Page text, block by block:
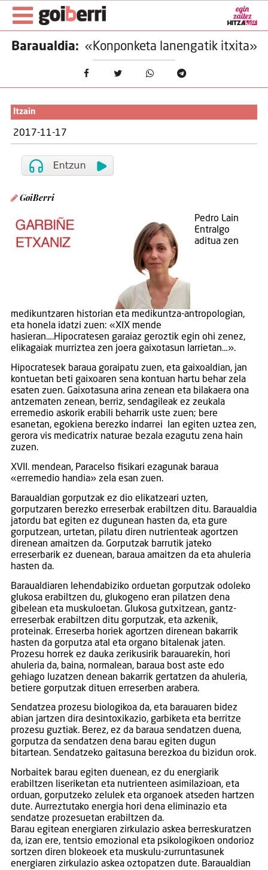
Baraualdia: «Konponketa lanengatik itxita»
Itzain
2017-11-17
GoiBerri
Pedro Lain
Entralgo
aditua zen
medikuntzaren historian eta medikuntza-antropologian,
eta honela idatzi zuen: «XIX mende
hasieran….Hipocratesen garaiaz geroztik egin ohi zenez,
elikagaiak murriztea zen joera gaixotasun larrietan…».
Hipocratesek baraua goraipatu zuen, eta gaixoaldian, jan
kontuetan beti gaixoaren sena kontuan hartu behar zela
esaten zuen. Gaixotasuna arina zenean eta bilakaera ona
antzematen zenean, berriz, sendagileak ez zeukala
erremedio askorik erabili beharrik uste zuen; bere
esanetan, egokiena berezko indarrei lan egiten uztea zen,
gerora vis medicatrix naturae bezala ezagutu zena hain
zuzen.
XVII. mendean, Paracelso fisikari ezagunak baraua
«erremedio handia» zela esan zuen.
Baraualdian gorputzak ez dio elikatzeari uzten,
gorputzaren berezko erreserbak erabiltzen ditu. Baraualdia
jatordu bat egiten ez dugunean hasten da, eta gure
gorputzean, urtetan, pilatu diren nutrienteak agortzen
direnean amaitzen da. Gorputzak barrutik jateko
erreserbarik ez duenean, baraua amaitzen da eta ahuleria
hasten da.
Baraualdiaren lehendabiziko orduetan gorputzak odoleko
glukosa erabiltzen du, glukogeno eran pilatzen dena
gibelean eta muskuloetan. Glukosa gutxitzean, gantz-
erreserbak erabiltzen ditu gorputzak, eta azkenik,
proteinak. Erreserba horiek agortzen direnean bakarrik
hasten da gorputza atal eta organo bitalenak jaten.
Prozesu horrek ez dauka zerikusirik barauarekin, hori
ahuleria da, baina, normalean, baraua bost aste edo
gehiago luzatzen denean bakarrik gertatzen da ahuleria,
betiere gorputzak dituen erreserben arabera.
Sendatzea prozesu biologikoa da, eta barauaren bidez
abian jartzen dira desintoxikazio, garbiketa eta berritze
prozesu guztiak. Berez, ez da baraua sendatzen duena,
gorputza da sendatzen dena barau egiten dugun
bitartean. Sendatzeko gaitasuna berezkoa du bizidun orok.
Norbaitek barau egiten duenean, ez du energiarik
erabiltzen liseriketan eta nutrienteen asimilazioan, eta
orduan, gorputzeko zelulek eta organoek atseden hartzen
dute. Aurreztutako energia hori dena eliminazio eta
sendatze prozesuetan erabiltzen da.
Barau egitean energiaren zirkulazio askea berreskuratzen
da, izan ere, tentsio emozional eta psikologikoen ondorioz
sortzen diren blokeoek eta muskulu-zurruntasunek
energiaren zirkulazio askea oztopatzen dute. Baraualdian